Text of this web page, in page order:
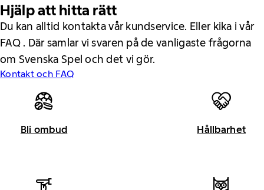
Hjälp att hitta rätt
Du kan alltid kontakta vår kundservice. Eller kika i vår
FAQ . Där samlar vi svaren på de vanligaste frågorna
om Svenska Spel och det vi gör.
Kontakt och FAQ
Bli ombud Hållbarhet